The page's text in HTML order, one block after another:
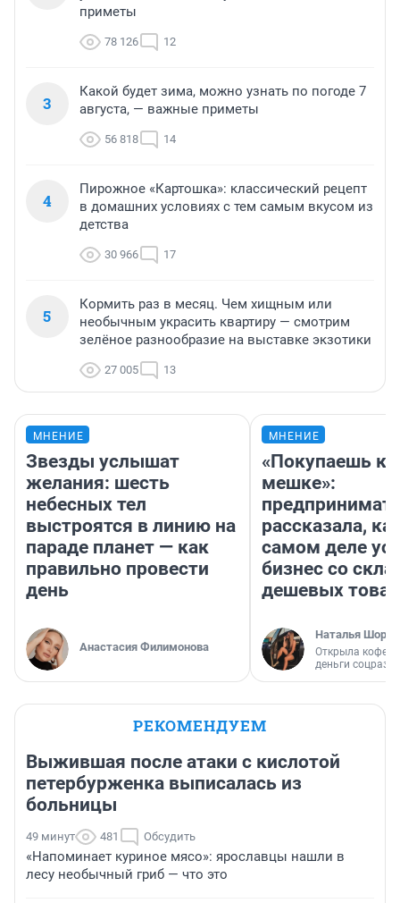
приметы
78 126 12
3
Какой будет зима, можно узнать по погоде 7
августа, — важные приметы
56 818 14
4
Пирожное «Картошка»: классический рецепт
в домашних условиях с тем самым вкусом из
детства
30 966 17
5
Кормить раз в месяц. Чем хищным или
необычным украсить квартиру — смотрим
зелёное разнообразие на выставке экзотики
27 005 13
МНЕНИЕ
Звезды услышат
желания: шесть
небесных тел
выстроятся в линию на
параде планет — как
правильно провести
день
Анастасия Филимонова
МНЕНИЕ
«Покупаешь
мешке»:
рассказала,
самом деле
бизнес со
дешевых
Наталья
Открыла
деньги
РЕКОМЕНДУЕМ
Выжившая после атаки с кислотой
петербурженка выписалась из
больницы
49 минут 481 Обсудить
«Напоминает куриное мясо»: ярославцы нашли в
лесу необычный гриб — что это